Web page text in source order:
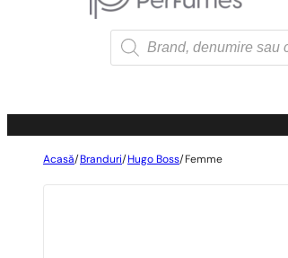
Products
search
Acasă/ Branduri/ Hugo Boss/ Femme